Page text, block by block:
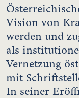
Vision von
werden und
als
Vernetzung
mit
In seiner